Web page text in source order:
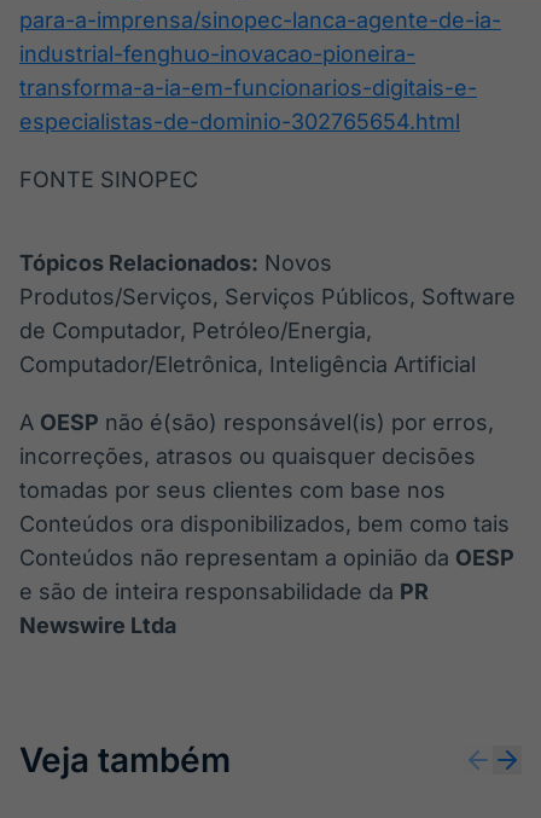
para-a-imprensa/sinopec-lanca-agente-de-ia-
industrial-fenghuo-inovacao-pioneira-
transforma-a-ia-em-funcionarios-digitais-e-
especialistas-de-dominio-302765654.html
FONTE SINOPEC
Tópicos Relacionados: Novos
Produtos/Serviços, Serviços Públicos, Software
de Computador, Petróleo/Energia,
Computador/Eletrônica, Inteligência Artificial
A OESP não é(são) responsável(is) por erros,
incorreções, atrasos ou quaisquer decisões
tomadas por seus clientes com base nos
Conteúdos ora disponibilizados, bem como tais
Conteúdos não representam a opinião da OESP
e são de inteira responsabilidade da PR
Newswire Ltda
Veja também